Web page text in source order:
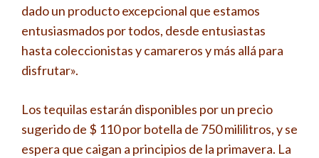
dado un producto excepcional que estamos
entusiasmados por todos, desde entusiastas
hasta coleccionistas y camareros y más allá para
disfrutar».
Los tequilas estarán disponibles por un precio
sugerido de $ 110 por botella de 750 mililitros, y se
espera que caigan a principios de la primavera. La